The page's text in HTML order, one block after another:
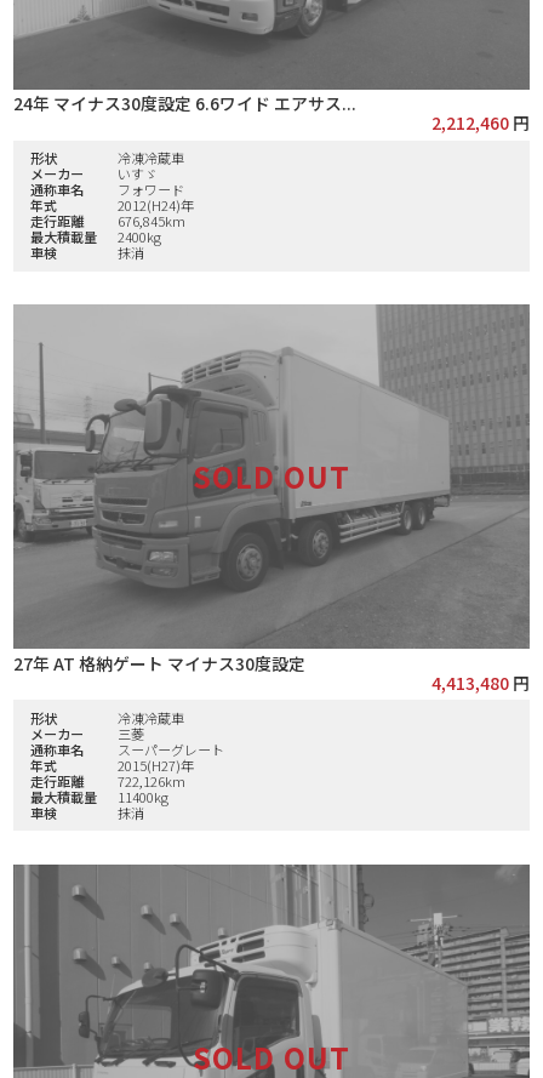
24年 マイナス30度設定 6.6ワイド エアサス...
2,212,460円
形状
冷凍冷蔵車
メーカー
いすゞ
通称車名
フォワード
年式
2012(H24)年
走行距離
676,845km
最大積載量
2400kg
車検
抹消
27年 AT 格納ゲート マイナス30度設定
4,413,480円
形状
冷凍冷蔵車
メーカー
三菱
通称車名
スーパーグレート
年式
2015(H27)年
走行距離
722,126km
最大積載量
11400kg
車検
抹消